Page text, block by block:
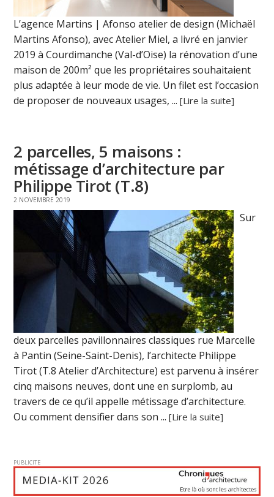
L’agence Martins | Afonso atelier de design (Michaël
Martins Afonso), avec Atelier Miel, a livré en janvier
2019 à Courdimanche (Val-d’Oise) la rénovation d’une
maison de 200m² que les propriétaires souhaitaient
plus adaptée à leur mode de vie. Un filet est l’occasion
de proposer de nouveaux usages, ...[Lire la suite]
2 parcelles, 5 maisons :
métissage d’architecture par
Philippe Tirot (T.8)
2 NOVEMBRE 2019
Sur
deux parcelles pavillonnaires classiques rue Marcelle
à Pantin (Seine-Saint-Denis), l’architecte Philippe
Tirot (T.8 Atelier d’Architecture) est parvenu à insérer
cinq maisons neuves, dont une en surplomb, au
travers de ce qu’il appelle métissage d’architecture.
Ou comment densifier dans son ...[Lire la suite]
PUBLICITE